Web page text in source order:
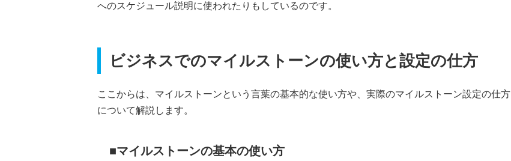
へのスケジュール説明に使われたりもしているのです。
ビジネスでのマイルストーンの使い方と設定の仕方
ここからは、マイルストーンという言葉の基本的な使い方や、実際のマイルストーン設定の仕方
について解説します。
マイルストーンの基本の使い方